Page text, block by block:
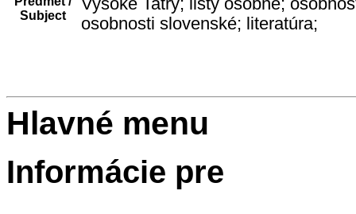
Subject
Vysoké Tatry; listy osobné;
osobnosti slovenské; literatúra;
Hlavné menu
Informácie pre